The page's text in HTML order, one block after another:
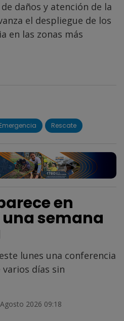
daños y atención de la
el despliegue de los
en las zonas más
Emergencia Rescate
en
semana
lunes una conferencia
días sin
2026 09:18